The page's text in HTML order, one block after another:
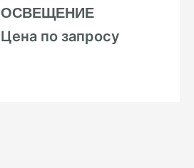
ОСВЕЩЕНИЕ
Цена по запросу